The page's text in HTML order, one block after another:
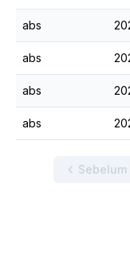
abs
abs
abs
abs
Sebelum